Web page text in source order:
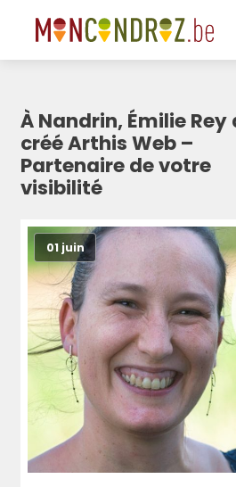
À Nandrin, Émilie Rey
créé Arthis Web –
Partenaire de votre
visibilité
01 juin